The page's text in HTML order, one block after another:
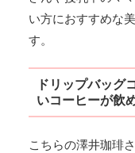
い方におすすめな
す。
ドリップバッグ
いコーヒーが飲
こちらの澤井珈琲